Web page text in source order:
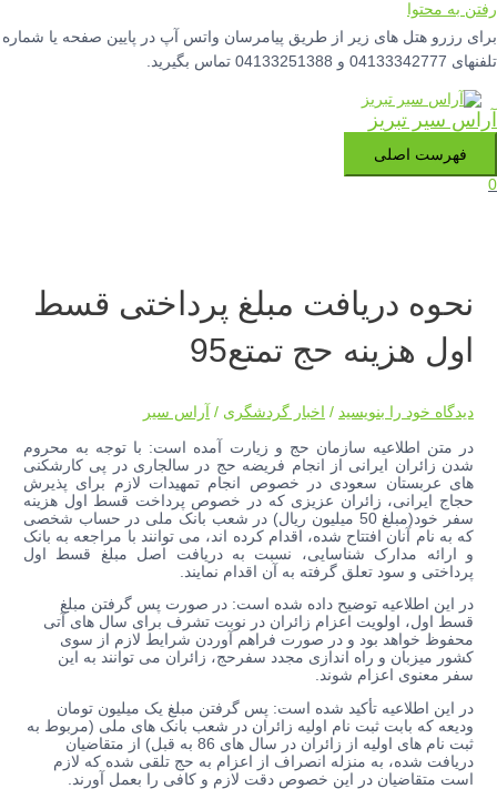
رفتن به محتوا
برای رزرو هتل های زیر از طریق پیامرسان واتس آپ در پایین صفحه یا شماره
تلفنهای 04133342777 و 04133251388 تماس بگیرید.
آراس سیر تبریز
فهرست اصلی
0
نحوه دریافت مبلغ پرداختی قسط
اول هزینه حج تمتع95
دیدگاه‌ خود را بنویسید / اخبار گردشگری / آراس سیر
در متن اطلاعیه سازمان حج و زیارت آمده است: با توجه به محروم
شدن زائران ایرانی از انجام فریضه حج در سالجاری در پی کارشکنی
های عربستان سعودی در خصوص انجام تمهیدات لازم برای پذیرش
حجاج ایرانی، زائران عزیزی که در خصوص پرداخت قسط اول هزینه
سفر خود(مبلغ 50 میلیون ریال) در شعب بانک ملی در حساب شخصی
که به نام آنان افتتاح شده، اقدام کرده اند، می توانند با مراجعه به بانک
و ارائه مدارک شناسایی، نسبت به دریافت اصل مبلغ قسط اول
پرداختی و سود تعلق گرفته به آن اقدام نمایند.
در این اطلاعیه توضیح داده شده است: در صورت پس گرفتن مبلغ
قسط اول، اولویت اعزام زائران در نوبت تشرف برای سال های آتی
محفوظ خواهد بود و در صورت فراهم آوردن شرایط لازم از سوی
کشور میزبان و راه اندازی مجدد سفرحج، زائران می توانند به این
سفر معنوی اعزام شوند.
در این اطلاعیه تأکید شده است: پس گرفتن مبلغ یک میلیون تومان
ودیعه‌ که بابت ثبت نام اولیه زائران در شعب بانک های ملی (مربوط به
ثبت نام های اولیه از زائران در سال های 86 به قبل) از متقاضیان
دریافت شده، به منزله انصراف از اعزام به حج تلقی شده که لازم
است متقاضیان در این خصوص دقت لازم و کافی را بعمل آورند.